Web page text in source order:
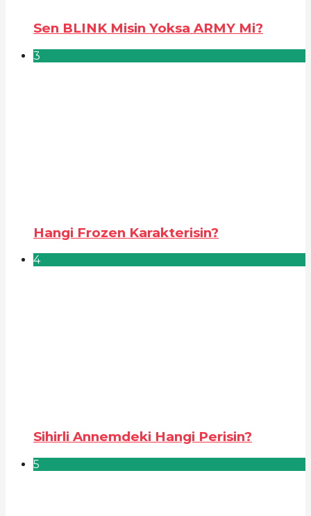
Sen BLINK Misin Yoksa ARMY Mi?
3
Hangi Frozen Karakterisin?
4
Sihirli Annemdeki Hangi Perisin?
5